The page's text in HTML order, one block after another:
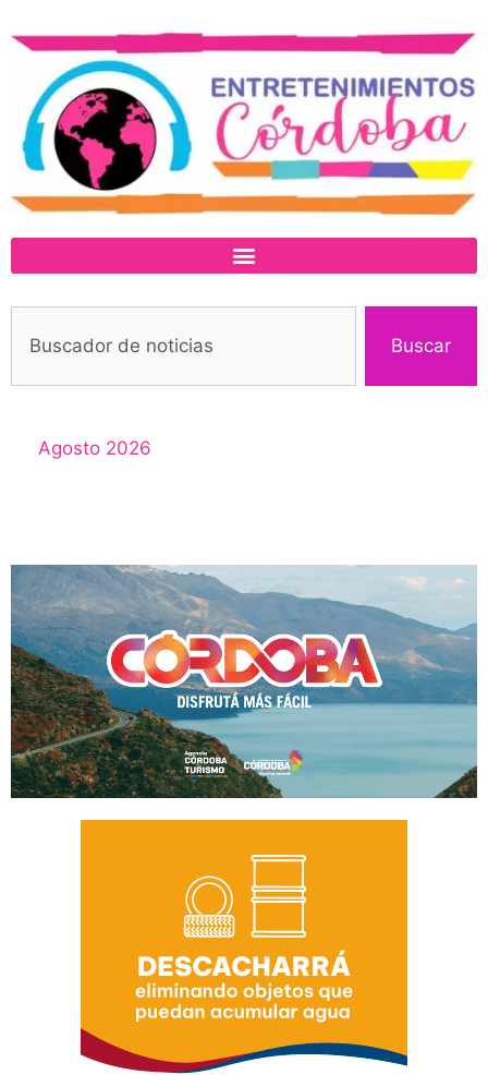
Buscar
Agosto 2026